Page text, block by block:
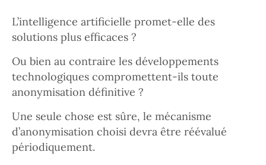
L’intelligence artificielle promet-elle des
solutions plus efficaces ?
Ou bien au contraire les développements
technologiques compromettent-ils toute
anonymisation définitive ?
Une seule chose est sûre, le mécanisme
d’anonymisation choisi devra être réévalué
périodiquement.